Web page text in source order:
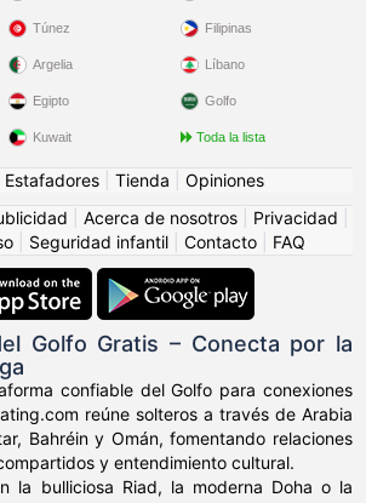
Túnez
Argelia
Egipto
Kuwait
Filipinas
Líbano
Golfo
Toda la lista
Estafadores Tienda
Opiniones
Acerca de nosotros Privacidad
Seguridad infantil Contacto FAQ
Golfo Gratis – Conecta por la
confiable del Golfo para conexiones
reúne solteros a través de Arabia
Bahréin y Omán, fomentando relaciones
y entendimiento cultural.
la bulliciosa Riad, la moderna Doha o la